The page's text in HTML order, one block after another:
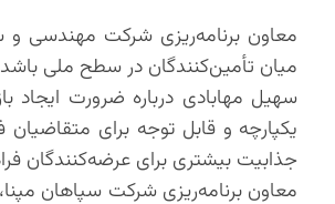
معاون برنامه‌ریزی شرکت مهندسی و
میان تأمین‌کنندگان در سطح ملی
سهیل مهابادی درباره ضرورت ایجاد
یکپارچه و قابل توجه برای
جذابیت بیشتری برای عرضه‌کنندگان
معاون برنامه‌ریزی شرکت سپاهان